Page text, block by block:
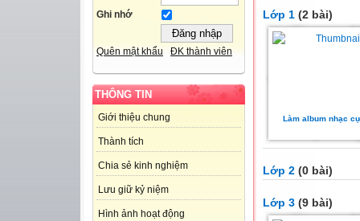
Ghi nhớ
Quên mật khẩu ĐK thành viên
THÔNG TIN
Giới thiệu chung
Thành tích
Chia sẻ kinh nghiệm
Lưu giữ kỷ niệm
Hình ảnh hoạt động
Lớp 1 (2 bài)
Làm album nhạc
Lớp 2 (0 bài)
Lớp 3 (9 bài)